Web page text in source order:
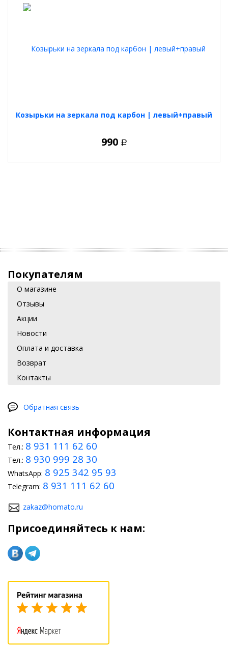
Козырьки на зеркала под карбон | левый+правый
990 Р
Покупателям
О магазине
Отзывы
Акции
Новости
Оплата и доставка
Возврат
Контакты
Обратная связь
Контактная информация
Тел.: 8 931 111 62 60
Тел.: 8 930 999 28 30
WhatsApp: 8 925 342 95 93
Telegram: 8 931 111 62 60
zakaz@homato.ru
Присоединяйтесь к нам: